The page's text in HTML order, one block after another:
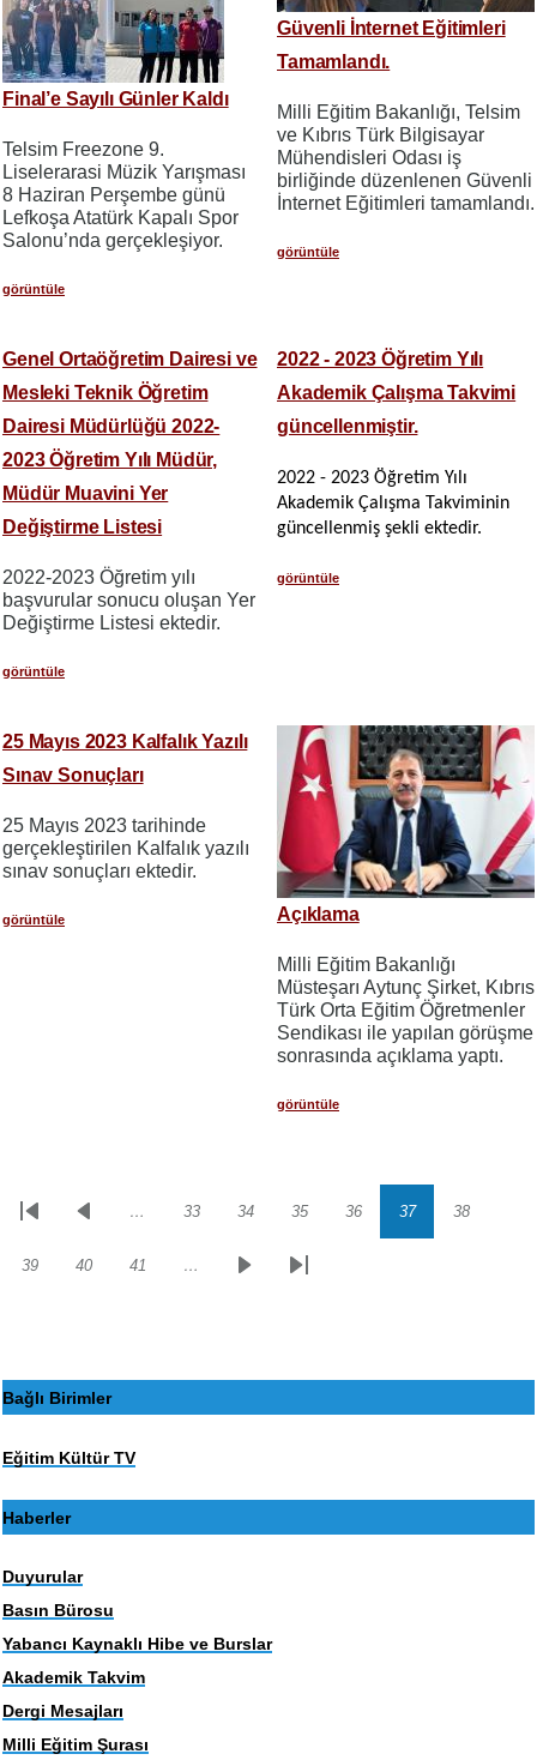
Final’e Sayılı Günler Kaldı
Telsim Freezone 9.
Liselerarasi Müzik Yarışması
8 Haziran Perşembe günü
Lefkoşa Atatürk Kapalı Spor
Salonu’nda gerçekleşiyor.
görüntüle
Güvenli İnternet Eğitimleri
Tamamlandı.
Milli Eğitim Bakanlığı, Telsim
ve Kıbrıs Türk Bilgisayar
Mühendisleri Odası iş
birliğinde düzenlenen Güvenli
İnternet Eğitimleri tamamlandı.
görüntüle
Genel Ortaöğretim Dairesi ve
Mesleki Teknik Öğretim
Dairesi Müdürlüğü 2022-
2023 Öğretim Yılı Müdür,
Müdür Muavini Yer
Değiştirme Listesi
2022-2023 Öğretim yılı
başvurular sonucu oluşan Yer
Değiştirme Listesi ektedir.
görüntüle
2022 - 2023 Öğretim Yılı
Akademik Çalışma Takvimi
güncellenmiştir.
2022 - 2023 Öğretim Yılı
Akademik Çalışma Takviminin
güncellenmiş şekli ektedir.
görüntüle
25 Mayıs 2023 Kalfalık Yazılı
Sınav Sonuçları
25 Mayıs 2023 tarihinde
gerçekleştirilen Kalfalık yazılı
sınav sonuçları ektedir.
görüntüle Açıklama
Milli Eğitim Bakanlığı
Müsteşarı Aytunç Şirket, Kıbrıs
Türk Orta Eğitim Öğretmenler
Sendikası ile yapılan görüşme
sonrasında açıklama yaptı.
görüntüle
Sayfalama
İlk
Önceki… Sayfa
33 Sayfa
34 Sayfa
35 Sayfa
36 Sayfa
37 Sayfa
38
Sayfa
39 Sayfa
40 Sayfa
41 …
SonrakiSon
Bağlı Birimler
Eğitim Kültür TV
Haberler
Duyurular
Basın Bürosu
Yabancı Kaynaklı Hibe ve Burslar
Akademik Takvim
Dergi Mesajları
Milli Eğitim Şurası